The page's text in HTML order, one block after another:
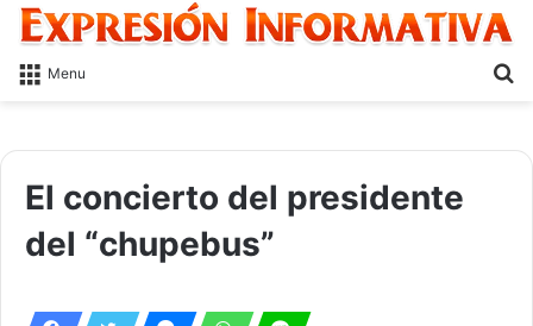
Menu
El concierto del presidente
del “chupebus”